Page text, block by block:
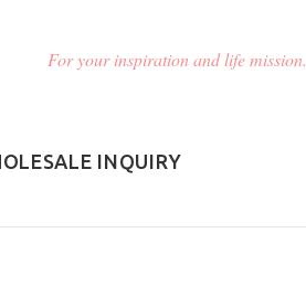
For your inspiration and life mission.
INQUIRY